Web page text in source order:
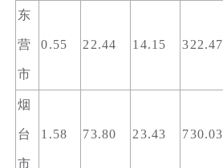
东
营
市
0.55 22.44 14.15 322.47
烟
台
市
1.58 73.80 23.43 730.03